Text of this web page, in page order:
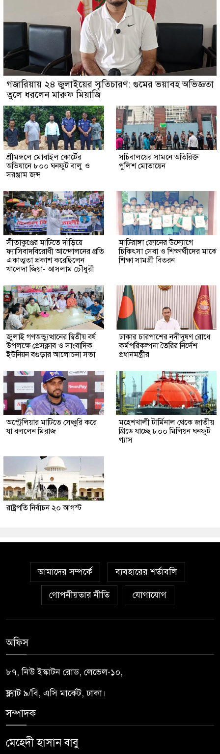
গজারিয়ায় ২৪ জুলাইয়ের স্মৃতিচারণ: গুমের ভয়াবহ অভিজ্ঞতা
তুলে ধরলেন মারুফ মিয়াজি
শ্রীমঙ্গলে মোবাইল কোর্টের
অভিযানে ৮০০ ঘনফুট বালু ও
সরঞ্জাম জব্দ
সচিবালয়ের সামনে অতিরিক্ত
পুলিশ মোতায়েন
সীতাকুণ্ডের মাটিতে দাঁড়িয়ে
ফ্যাসিবাদবিরোধী আন্দোলনের প্রতি
একাত্মতা প্রকাশ করেছিলেন
খালেদা জিয়া- আসলাম চৌধুরী
মাটিরাঙ্গা জোনের উদ্যোগে
চিকিৎসা সেবা ও শিক্ষার্থীদের মাঝে
শিক্ষা সামগ্রী বিতরন
জুলাই গণঅভ্যুত্থানের দ্বিতীয় বর্ষ
উপলক্ষে প্রেসক্লাব ও সাংবাদিক
ইউনিয়ন বগুড়ার আলোচনা সভা
ঢাকার চারপাশের নদীদূষণ রোধে
কর্মপরিকল্পনা তৈরির নির্দেশ
প্রধানমন্ত্রীর
অস্ট্রেলিয়ার মাটিতে সেঞ্চুরি করে
যা বললেন মিরাজ
মহেশখালী টার্মিনাল থেকে জাতীয়
গ্রিডে যাচ্ছে ৮০০ মিলিয়ন ঘনফুট
গ্যাস
রাষ্ট্রপতি নির্বাচন ২০ আগস্ট
আমাদের সম্পর্কে ব্যবহারের শর্তাবলি
গোপনীয়তার নীতি যোগাযোগ
অফিস
৮৭, নিউ ইস্কাটন রোড, লেভেল-১০,
ফ্ল্যাট ৯/বি, এসি মার্কেট, ঢাকা।
সম্পাদক
মেহেদী হাসান বাবু